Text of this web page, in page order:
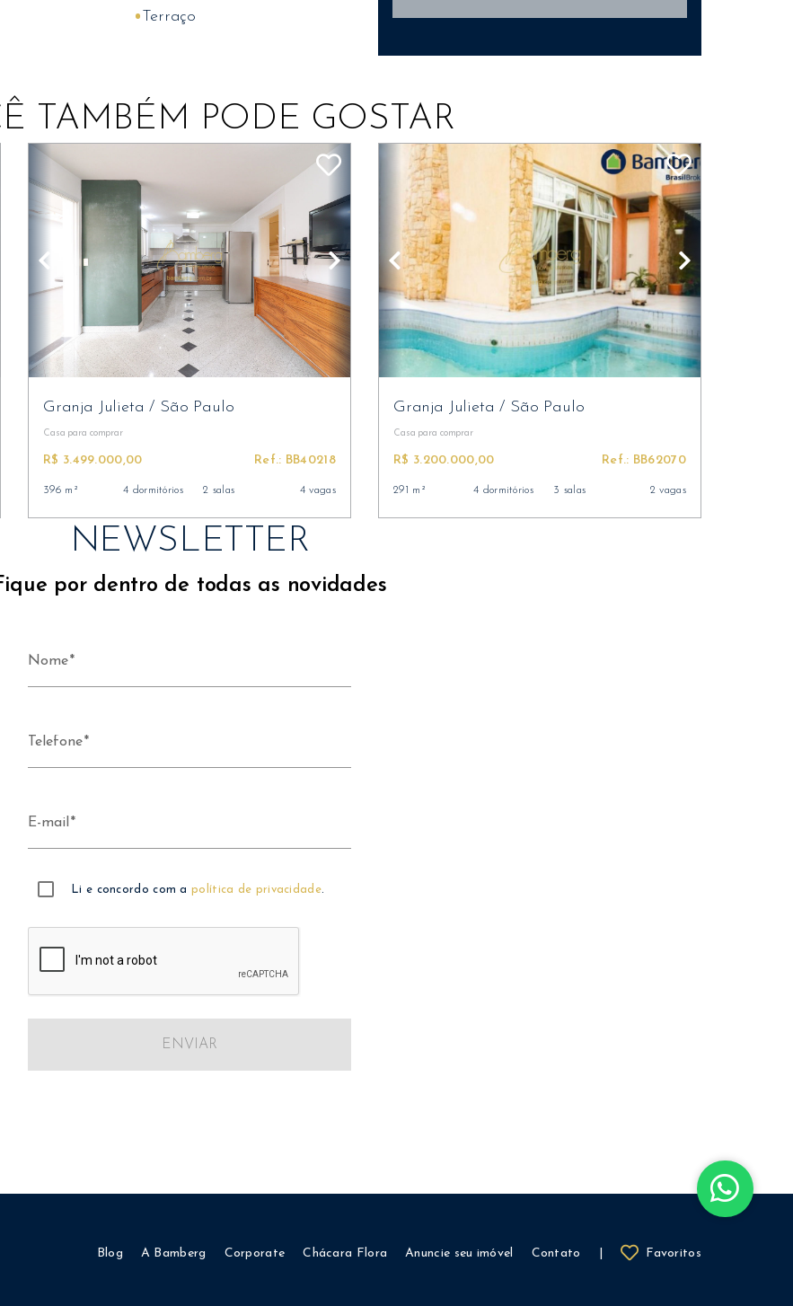
•Terraço
TAMBÉM PODE GOSTAR
Granja Julieta/ São Paulo
Casa para comprar
R$ 3.499.000,00 Ref.: BB40218
396 m² 4 dormitórios 2 salas 4 vagas
Granja Julieta/ São Paulo
Casa para comprar
R$ 3.200.000,00 Ref.: BB62070
291 m² 4 dormitórios 3 salas 2 vagas
NEWSLETTER
por dentro de todas as novidades
Nome
Telefone
E-mail
Li e concordo com apolítica de privacidade.
ENVIAR
Blog A Bamberg Corporate Chácara Flora Anuncie seu imóvel Contato Favoritos